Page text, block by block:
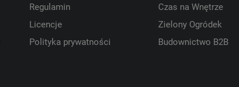
Regulamin
Licencje
Polityka prywatności
Czas na Wnętrze
Zielony Ogródek
Budownictwo B2B